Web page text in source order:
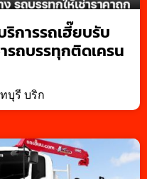
การรถเฮี๊ยบรับ
ารถบรรทุกติดเครน
บุรี บริก